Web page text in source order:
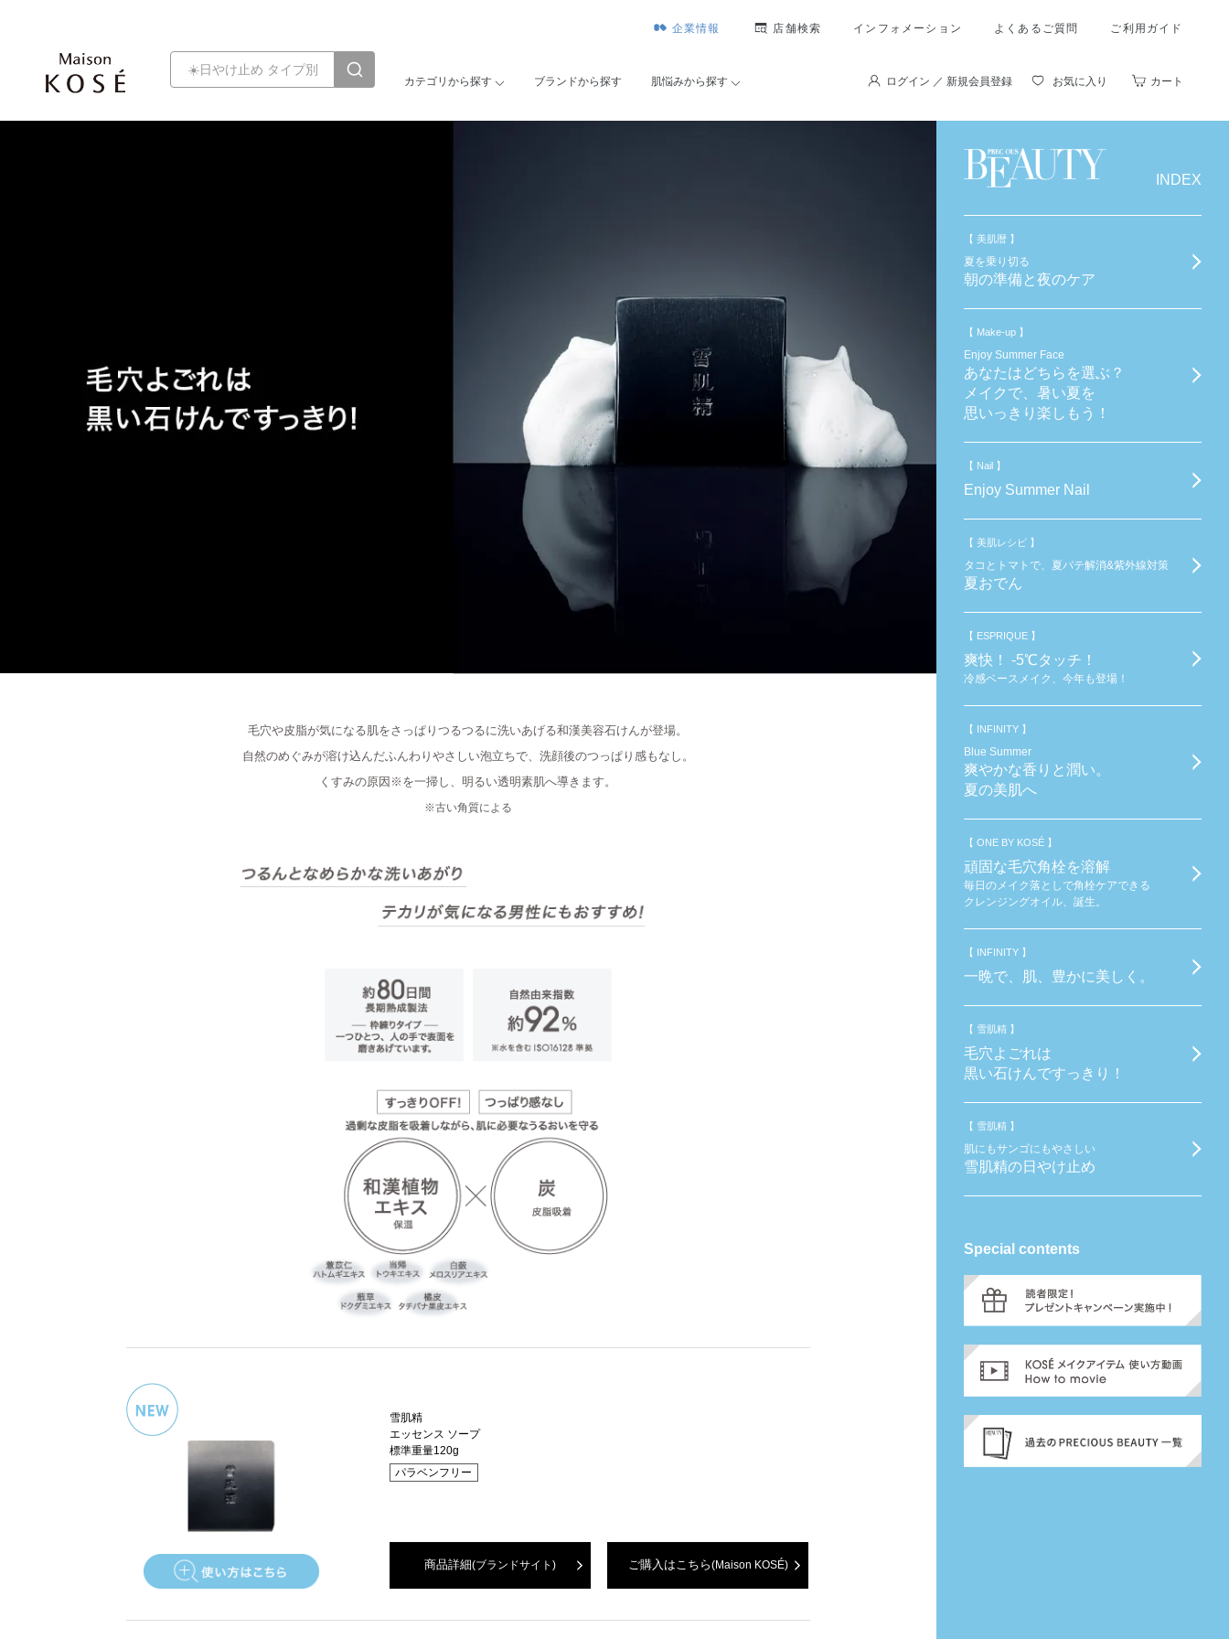
企業情報 店舗検索 インフォメーション よくあるご質問 ご利用ガイド
カテゴリから探す ブランドから探す 肌悩みから探す ログイン ／ 新規会員登録 お気に入り カート
毛穴や皮脂が気になる肌をさっぱりつるつるに洗いあげる和漢美容石けんが登場。
自然のめぐみが溶け込んだふんわりやさしい泡立ちで、 洗顔後のつっぱり感もなし。
くすみの原因 ※ を一掃し、明るい透明素肌へ導きます。
※古い角質による
雪肌精
エッセンス ソープ
標準重量120g
パラベンフリー
商品詳細(ブランドサイト) ご購入はこちら(Maison KOSÉ)
INDEX
【 美肌暦 】
夏を乗り切る
朝の準備と夜のケア
【 Make-up 】
Enjoy Summer Face
あなたはどちらを選ぶ？
メイクで、暑い夏を
思いっきり楽しもう！
【 Nail 】
Enjoy Summer Nail
【 美肌レシピ 】
タコとトマトで、夏バテ解消&紫外線対策
夏おでん
【 ESPRIQUE 】
爽快！ -5℃タッチ！
冷感ベースメイク、今年も登場！
【 INFINITY 】
Blue Summer
爽やかな香りと潤い。
夏の美肌へ
【 ONE BY KOSÉ 】
頑固な毛穴角栓を溶解
毎日のメイク落としで角栓ケアできる
クレンジングオイル、誕生。
【 INFINITY 】
一晩で、肌、豊かに美しく。
【 雪肌精 】
毛穴よごれは
黒い石けんですっきり！
【 雪肌精 】
肌にもサンゴにもやさしい
雪肌精の日やけ止め
Special contents